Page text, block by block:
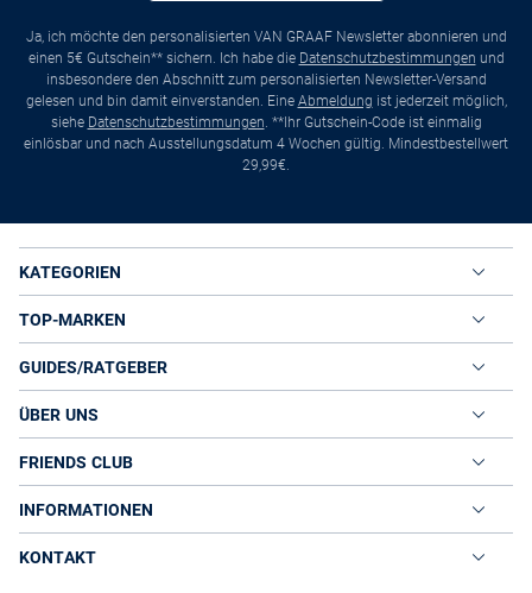
Ja, ich möchte den personalisierten VAN GRAAF Newsletter abonnieren und
einen 5€ Gutschein** sichern. Ich habe die Datenschutzbestimmungen und
insbesondere den Abschnitt zum personalisierten Newsletter-Versand
gelesen und bin damit einverstanden. Eine Abmeldung ist jederzeit möglich,
siehe Datenschutzbestimmungen. **Ihr Gutschein-Code ist einmalig
einlösbar und nach Ausstellungsdatum 4 Wochen gültig. Mindestbestellwert
29,99€.
KATEGORIEN
TOP-MARKEN
GUIDES/RATGEBER
ÜBER UNS
FRIENDS CLUB
INFORMATIONEN
KONTAKT